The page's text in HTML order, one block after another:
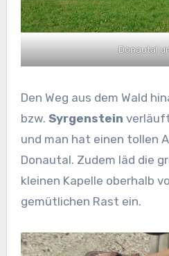
Donautal
Den Weg aus dem Wald
bzw. Syrgenstein
und man hat einen tollen
Donautal. Zudem läd die
kleinen Kapelle oberhalb
gemütlichen Rast ein.